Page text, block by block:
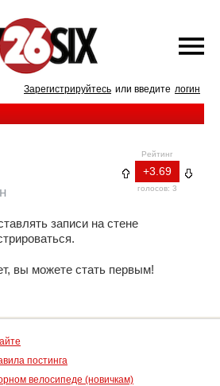
Зарегистрируйтесь или введите логин
Рейтинг
+3.69
голосов: 3
записи на стене
вы можете стать первым!
постинга
велосипеде (новичкам)